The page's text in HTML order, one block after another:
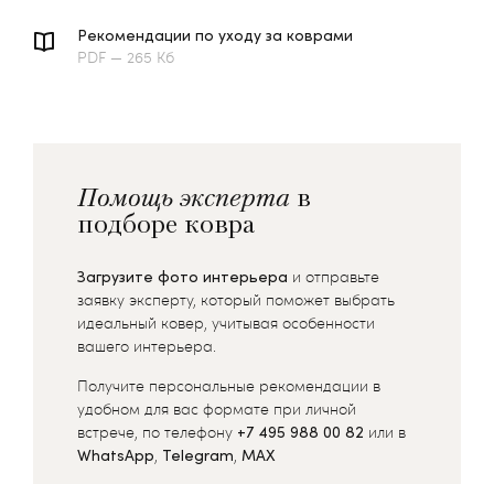
Рекомендации по уходу за коврами
PDF — 265 Кб
Помощь эксперта в
подборе ковра
Загрузите фото интерьера и отправьте
заявку эксперту, который поможет выбрать
идеальный ковер, учитывая особенности
вашего интерьера.
Получите персональные рекомендации в
удобном для вас формате при личной
встрече, по телефону +7 495 988 00 82 или в
WhatsApp, Telegram, MAX